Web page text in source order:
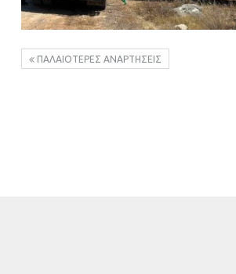
ΠΑΛΑΙΌΤΕΡΕΣ ΑΝΑΡΤΉΣΕΙΣ